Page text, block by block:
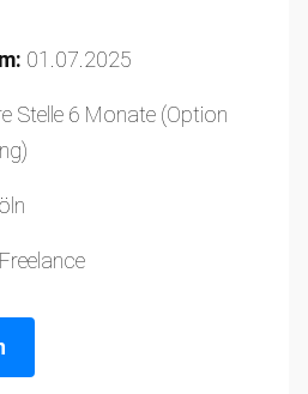
01.07.2025
Stelle 6 Monate (Option
Freelance